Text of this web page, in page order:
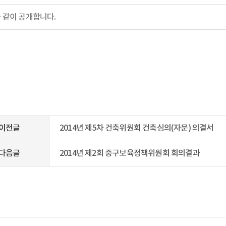
같이 공개합니다.
전글 2014년 제5차 건축위원회 건축심의(자문) 의결서
음글 2014년 제2회 중구보육정책위원회 회의결과